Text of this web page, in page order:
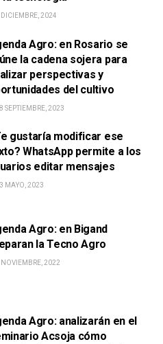
2024
Agro: en Rosario se
la cadena sojera para
perspectivas y
del cultivo
SEPTIEMBRE, 2023
gustaría modificar ese
WhatsApp permite a los
editar mensajes
MAYO, 2023
Agro: en Bigand
la Tecno Agro
2022
Agro: analizarán en el
Acsoja cómo